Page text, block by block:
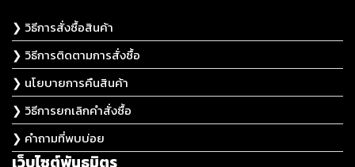
❯ วิธีการสั่งซื้อสินค้า
❯ วิธีการติดตามการสั่งซื้อ
❯ นโยบายการคืนสินค้า
❯ วิธีการยกเลิกคำสั่งซื้อ
❯ คำถามที่พบบ่อย